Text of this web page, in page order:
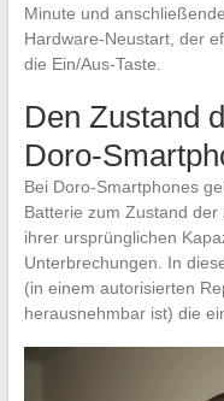
Minute und
Hardware-Neustart, der
die Ein/Aus-Taste.
Den Zustand
Doro-
Bei Doro-Smartphones
Batterie zum Zustand
ihrer ursprünglichen
Unterbrechungen. In
(in einem autorisierten
herausnehmbar ist) die